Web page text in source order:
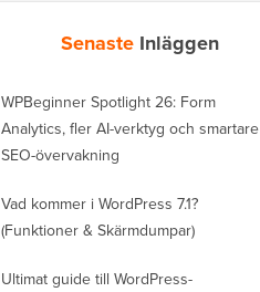
Senaste Inläggen
WPBeginner Spotlight 26: Form
Analytics, fler AI-verktyg och smartare
SEO-övervakning
Vad kommer i WordPress 7.1?
(Funktioner & Skärmdumpar)
Ultimat guide till WordPress-